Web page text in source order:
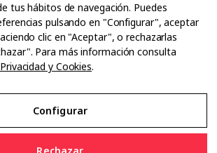
tus hábitos de navegación. Puedes
pulsando en "Configurar", aceptar
clic en "Aceptar", o rechazarlas
Para más información consulta
y Cookies.
Configurar
Aviso Legal